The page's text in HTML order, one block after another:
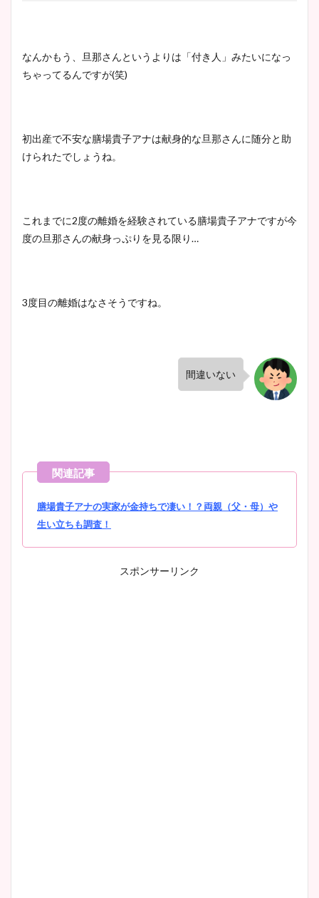
なんかもう、旦那さんというよりは「付き人」みたいになっ
ちゃってるんですが(笑)
初出産で不安な膳場貴子アナは献身的な旦那さんに随分と助
けられたでしょうね。
これまでに2度の離婚を経験されている膳場貴子アナですが今
度の旦那さんの献身っぷりを見る限り…
3度目の離婚はなさそうですね。
間違いない
膳場貴子アナの実家が金持ちで凄い！？両親（父・母）や
生い立ちも調査！
スポンサーリンク